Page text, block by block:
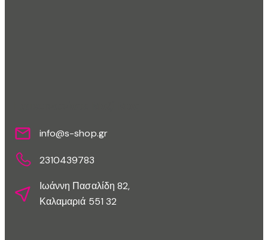
info@s-shop.gr
2310439783
Ιωάννη Πασαλίδη 82,
Καλαμαριά 551 32